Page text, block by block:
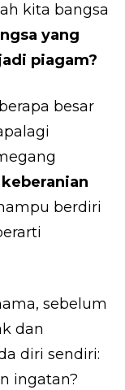
kita bangsa
yang
piagam?
besar
berdiri
sebelum
dan
diri sendiri:
ingatan?